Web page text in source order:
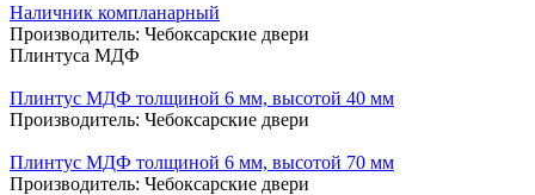
Наличник компланарный
Производитель: Чебоксарские двери
Плинтуса МДФ
Плинтус МДФ толщиной 6 мм, высотой 40 мм
Производитель: Чебоксарские двери
Плинтус МДФ толщиной 6 мм, высотой 70 мм
Производитель: Чебоксарские двери